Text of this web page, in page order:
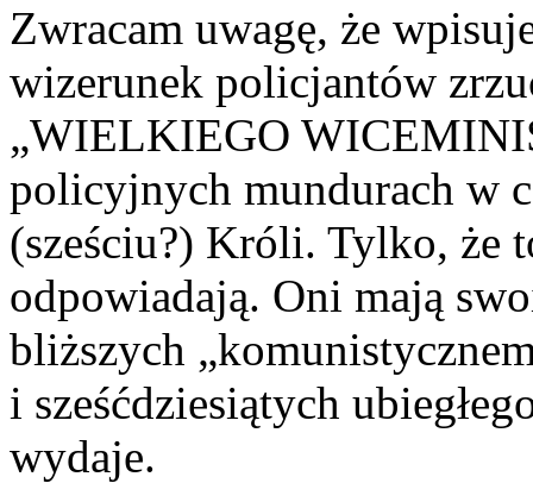
Zwracam uwagę, że
wizerunek policjantów
„WIELKIEGO
policyjnych mundurach w
(sześciu?) Króli. Tylko, że
odpowiadają. Oni mają
bliższych
i sześćdziesiątych
wydaje.